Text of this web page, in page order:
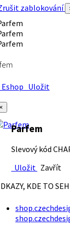
zablokování
Uložit
Parfem
Slevový kód
Uložit Zavřít
KDE TO